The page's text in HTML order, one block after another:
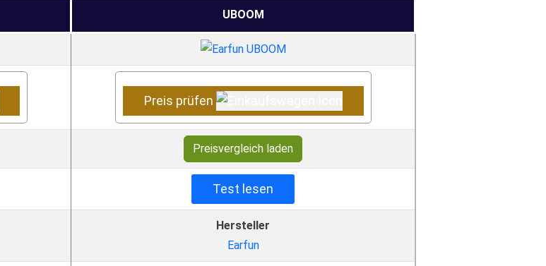
UBOOM
Preis prüfen
Preisvergleich laden
Test lesen
Hersteller
Earfun